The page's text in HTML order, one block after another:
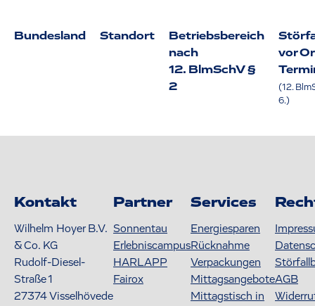
Bundesland Standort
Betriebsbereich
nach
12. BlmSchV §
2
vor
(12.
6.)
Kontakt
Wilhelm Hoyer B.V.
& Co. KG
Rudolf-Diesel-
Straße 1
27374Visselhövede
Partner
Sonnentau
Erlebniscampus
HARLAPP
Fairox
Services
Energiesparen
Rücknahme
Verpackungen
Mittagsangebote
Mittagstisch in
AGB